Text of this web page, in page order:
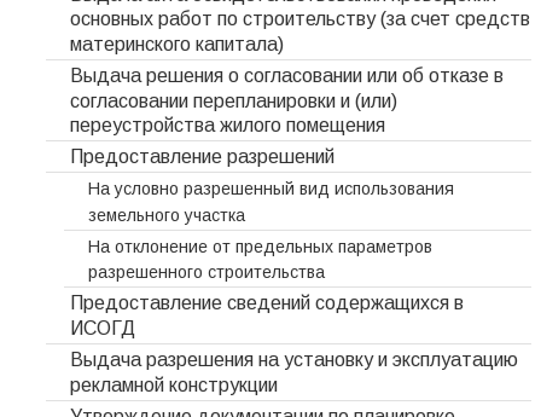
основных работ по строительству (за счет средств
материнского капитала)
Выдача решения о согласовании или об отказе в
согласовании перепланировки и (или)
переустройства жилого помещения
Предоставление разрешений
На условно разрешенный вид использования
земельного участка
На отклонение от предельных параметров
разрешенного строительства
Предоставление сведений содержащихся в
ИСОГД
Выдача разрешения на установку и эксплуатацию
рекламной конструкции